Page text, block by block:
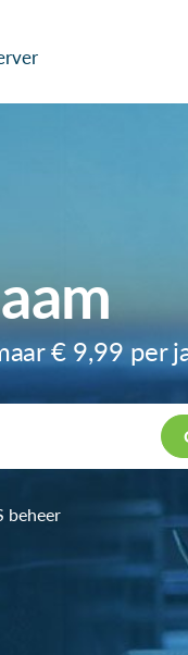
€ 9,99 per
beheer